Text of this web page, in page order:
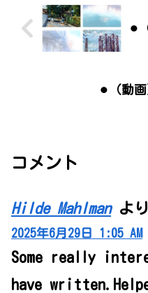
⚫︎
⚫︎（動画
コメント
Hilde Mahlman よ
2025年6月29日 1:05 AM
Some really
have